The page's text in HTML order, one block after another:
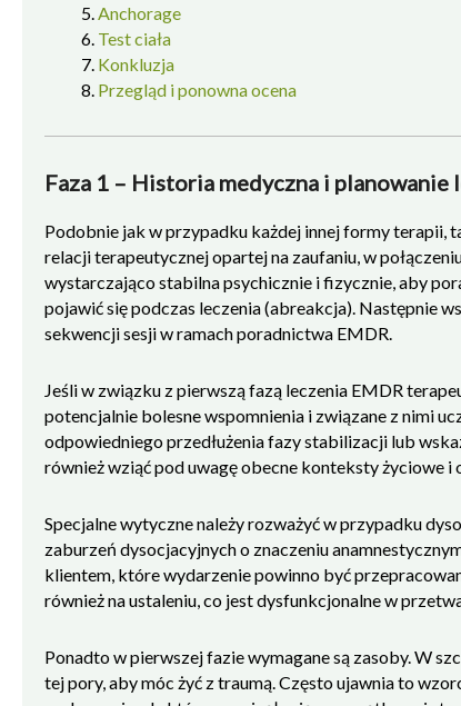
Anchorage
Test ciała
Konkluzja
Przegląd i ponowna ocena
Faza 1 – Historia medyczna i planowanie
Podobnie jak w przypadku każdej innej formy terapii,
relacji terapeutycznej opartej na zaufaniu, w
wystarczająco stabilna psychicznie i fizycznie, aby
pojawić się podczas leczenia (abreakcja). Następnie
sekwencji sesji w ramach poradnictwa EMDR.
Jeśli w związku z pierwszą fazą leczenia EMDR
potencjalnie bolesne wspomnienia i związane z nimi
odpowiedniego przedłużenia fazy stabilizacji lub
również wziąć pod uwagę obecne konteksty życiowe
Specjalne wytyczne należy rozważyć w przypadku
zaburzeń dysocjacyjnych o znaczeniu
klientem, które wydarzenie powinno być
również na ustaleniu, co jest dysfunkcjonalne w
Ponadto w pierwszej fazie wymagane są zasoby. W
tej pory, aby móc żyć z traumą. Często ujawnia to